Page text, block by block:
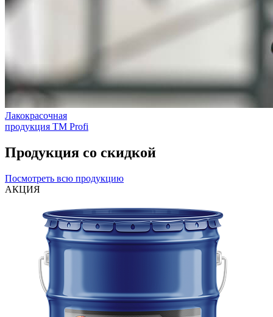
Лакокрасочная
продукция ТМ Profi
Продукция со скидкой
Посмотреть всю продукцию
АКЦИЯ